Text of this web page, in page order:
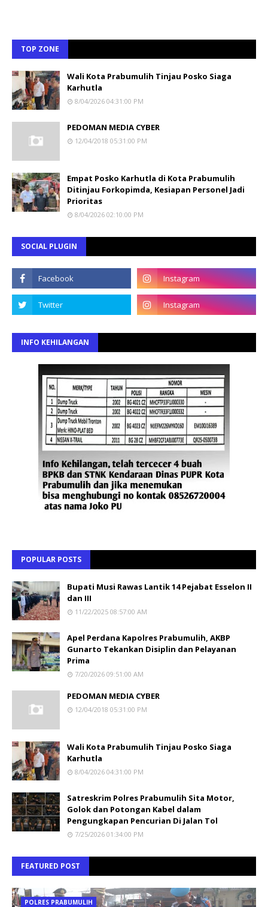
TOP ZONE
Wali Kota Prabumulih Tinjau Posko Siaga
Karhutla
8/04/2026 04:31:00 PM
PEDOMAN MEDIA CYBER
12/04/2018 05:31:00 PM
Empat Posko Karhutla di Kota Prabumulih
Ditinjau Forkopimda, Kesiapan Personel Jadi
Prioritas
8/04/2026 02:10:00 PM
SOCIAL PLUGIN
INFO KEHILANGAN
POPULAR POSTS
Bupati Musi Rawas Lantik 14 Pejabat Esselon II
dan III
11/22/2025 08:57:00 AM
Apel Perdana Kapolres Prabumulih, AKBP
Gunarto Tekankan Disiplin dan Pelayanan
Prima
7/20/2026 09:51:00 AM
PEDOMAN MEDIA CYBER
12/04/2018 05:31:00 PM
Wali Kota Prabumulih Tinjau Posko Siaga
Karhutla
8/04/2026 04:31:00 PM
Satreskrim Polres Prabumulih Sita Motor,
Golok dan Potongan Kabel dalam
Pengungkapan Pencurian Di Jalan Tol
7/25/2026 01:34:00 PM
FEATURED POST
POLRES PRABUMULIH